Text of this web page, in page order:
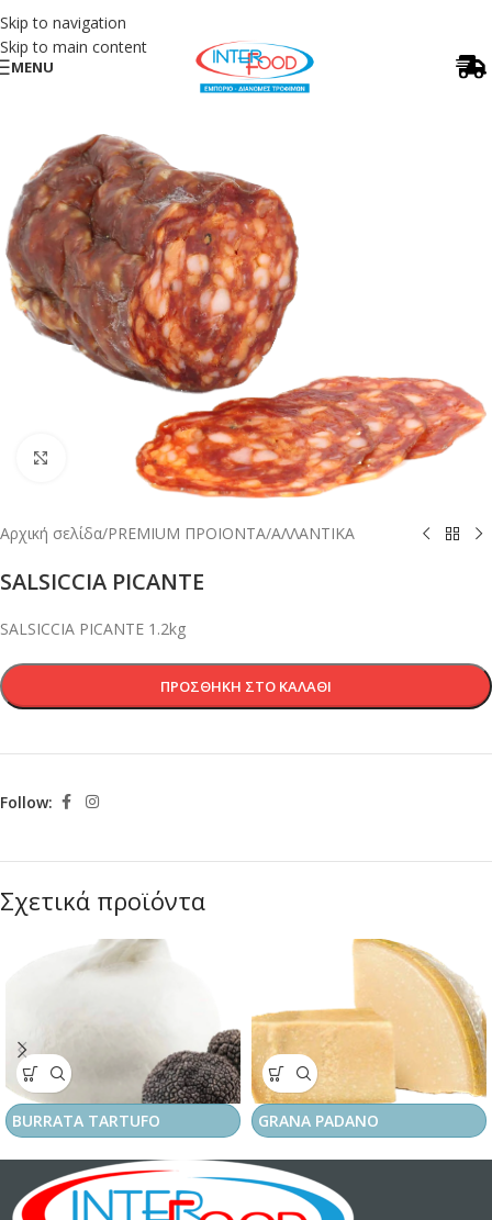
Skip to navigation
Skip to main content
MENU
Κλικ για μεγέθυνση
Αρχική σελίδα/PREMIUM ΠΡΟΙΟΝΤΑ/ΑΛΛΑΝΤΙΚΑ
SALSICCIA PICANTE
SALSICCIA PICANTE 1.2kg
ΠΡΟΣΘΉΚΗ ΣΤΟ ΚΑΛΆΘΙ
Follow:
Σχετικά προϊόντα
BURRATA TARTUFO GRANA PADANO